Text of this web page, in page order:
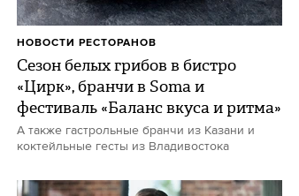
Сезон белых грибов в бистро
«Цирк», бранчи в Soma и
фестиваль «Баланс вкуса и ритма»
А также гастрольные бранчи из Казани и
коктейльные гесты из Владивостока
НОВОСТИ РЕСТОРАНОВ